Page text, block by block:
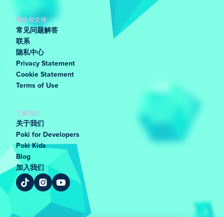
帮助和支持
常见问题解答
联系
隐私中心
Privacy Statement
Cookie Statement
Terms of Use
了解我们
关于我们
Poki for Developers
Poki Kids
Blog
加入我们